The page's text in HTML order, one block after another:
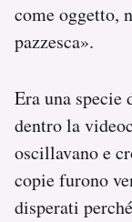
come oggetto,
pazzesca».
Era una specie
dentro la
oscillavano e
copie furono
disperati